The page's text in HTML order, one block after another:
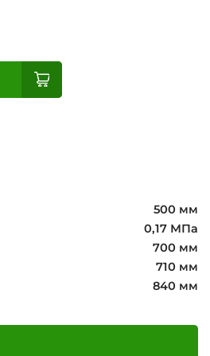
500 мм
0,17 МПа
700 мм
710 мм
840 мм